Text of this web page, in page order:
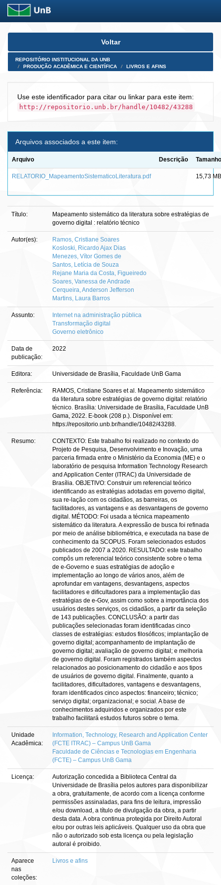
Skip
Voltar
REPOSITÓRIO INSTITUCIONAL DA UNB
PRODUÇÃO ACADÊMICA E CIENTÍFICA
LIVROS E AFINS
Use este identificador para citar ou linkar para este item:
http://repositorio.unb.br/handle/10482/43288
Arquivos associados a este item:
Arquivo Descrição Tamanho
RELATORIO_MapeamentoSistematicoLiteratura.pdf 15,73 MB
Título:
Mapeamento sistemático da literatura sobre estratégias de
governo digital : relatório técnico
Autor(es):
Ramos, Cristiane Soares
Kosloski, Ricardo Ajax Dias
Menezes, Vítor Gomes de
Santos, Letícia de Souza
Rejane Maria da Costa, Figueiredo
Soares, Vanessa de Andrade
Cerqueira, Anderson Jefferson
Martins, Laura Barros
Assunto:
Internet na administração pública
Transformação digital
Governo eletrônico
Data de
publicação:
2022
Editora: Universidade de Brasília, Faculdade UnB Gama
Referência:
RAMOS, Cristiane Soares et al. Mapeamento sistemático
da literatura sobre estratégias de governo digital: relatório
técnico. Brasília: Universidade de Brasília, Faculdade UnB
Gama, 2022. E-book (208 p.). Disponível em:
https://repositorio.unb.br/handle/10482/43288.
Resumo:
CONTEXTO: Este trabalho foi realizado no contexto do
Projeto de Pesquisa, Desenvolvimento e Inovação, uma
parceria firmada entre o Ministério da Economia (ME) e o
laboratório de pesquisa Information Technology Research
and Application Center (ITRAC) da Universidade de
Brasília. OBJETIVO: Construir um referencial teórico
identificando as estratégias adotadas em governo digital,
sua re-lação com os cidadãos, as barreiras, os
facilitadores, as vantagens e as desvantagens de governo
digital. MÉTODO: Foi usada a técnica mapeamento
sistemático da literatura. A expressão de busca foi refinada
por meio de análise bibliométrica, e executada na base de
conhecimento da SCOPUS. Foram selecionados estudos
publicados de 2007 a 2020. RESULTADO: este trabalho
compôs um referencial teórico consistente sobre o tema
de e-Governo e suas estratégias de adoção e
implementação ao longo de vários anos, além de
aprofundar em vantagens, desvantagens, aspectos
facilitadores e dificultadores para a implementação das
estratégias de e-Gov, assim como sobre a importância dos
usuários destes serviços, os cidadãos, a partir da seleção
de 143 publicações. CONCLUSÃO: a partir das
publicações selecionadas foram identificadas cinco
classes de estratégias: estudos filosóficos; implantação de
governo digital; acompanhamento de implantação de
governo digital; avaliação de governo digital; e melhoria
de governo digital. Foram registrados também aspectos
relacionados ao posicionamento do cidadão e aos tipos
de usuários de governo digital. Finalmente, quanto a
facilitadores, dificultadores, vantagens e desvantagens,
foram identificados cinco aspectos: financeiro; técnico;
serviço digital; organizacional; e social. A base de
conhecimentos adquiridos e organizados por este
trabalho facilitará estudos futuros sobre o tema.
Unidade
Acadêmica:
Information, Technology, Research and Application Center
(FCTE ITRAC) – Campus UnB Gama
Faculdade de Ciências e Tecnologias em Engenharia
(FCTE) – Campus UnB Gama
Licença:
Autorização concedida a Biblioteca Central da
Universidade de Brasília pelos autores para disponibilizar
a obra, gratuitamente, de acordo com a licença conforme
permissões assinaladas, para fins de leitura, impressão
e/ou download, a título de divulgação da obra, a partir
desta data. A obra continua protegida por Direito Autoral
e/ou por outras leis aplicáveis. Qualquer uso da obra que
não o autorizado sob esta licença ou pela legislação
autoral é proibido.
Aparece
nas
coleções:
Livros e afins